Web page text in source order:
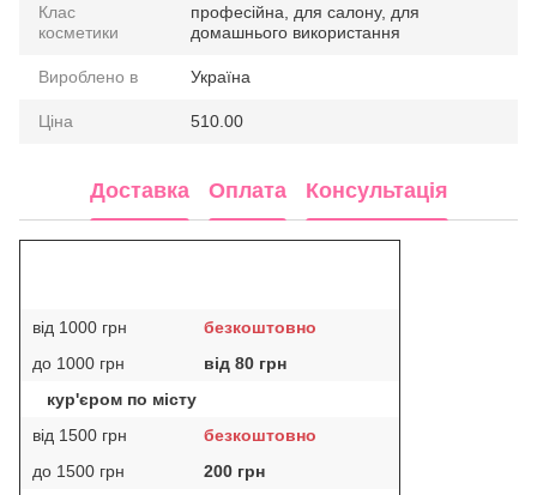
Клас
косметики
професійна, для салону, для
домашнього використання
Вироблено в Україна
Ціна 510.00
Доставка Оплата Консультація
від 1000 грн
безкоштовно
до 1000 грн
від 80 грн
кур'єром по місту
від 1500 грн
безкоштовно
до 1500 грн
200 грн